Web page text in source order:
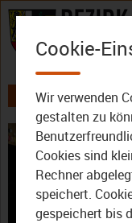
Zum Inhalt
AKTUELLES ALLE
Cookie-
Wir verwenden
gestalten zu
Cookies sind
Rechner
speichert.
gespeichert bis